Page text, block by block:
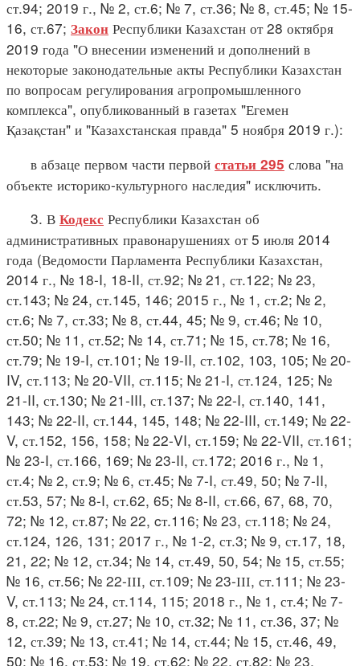
ст.94; 2019 г., № 2, ст.6; № 7, ст.36; № 8, ст.45; № 15-
16, ст.67; Закон Республики Казахстан от 28 октября
2019 года "О внесении изменений и дополнений в
некоторые законодательные акты Республики Казахстан
по вопросам регулирования агропромышленного
комплекса", опубликованный в газетах "Егемен
Қазақстан" и "Казахстанская правда" 5 ноября 2019 г.):
в абзаце первом части первой статьи 295 слова "на
объекте историко-культурного наследия" исключить.
3. В Кодекс Республики Казахстан об
административных правонарушениях от 5 июля 2014
года (Ведомости Парламента Республики Казахстан,
2014 г., № 18-I, 18-II, ст.92; № 21, ст.122; № 23,
ст.143; № 24, ст.145, 146; 2015 г., № 1, ст.2; № 2,
ст.6; № 7, ст.33; № 8, ст.44, 45; № 9, ст.46; № 10,
ст.50; № 11, ст.52; № 14, ст.71; № 15, ст.78; № 16,
ст.79; № 19-I, ст.101; № 19-II, ст.102, 103, 105; № 20-
IV, ст.113; № 20-VII, ст.115; № 21-I, ст.124, 125; №
21-II, ст.130; № 21-III, ст.137; № 22-I, ст.140, 141,
143; № 22-II, ст.144, 145, 148; № 22-III, ст.149; № 22-
V, ст.152, 156, 158; № 22-VI, ст.159; № 22-VII, ст.161;
№ 23-I, ст.166, 169; № 23-II, ст.172; 2016 г., № 1,
ст.4; № 2, ст.9; № 6, ст.45; № 7-I, ст.49, 50; № 7-II,
ст.53, 57; № 8-I, ст.62, 65; № 8-II, ст.66, 67, 68, 70,
72; № 12, ст.87; № 22, cт.116; № 23, ст.118; № 24,
ст.124, 126, 131; 2017 г., № 1-2, ст.3; № 9, ст.17, 18,
21, 22; № 12, ст.34; № 14, ст.49, 50, 54; № 15, ст.55;
№ 16, ст.56; № 22-ІІІ, ст.109; № 23-ІІІ, ст.111; № 23-
V, ст.113; № 24, ст.114, 115; 2018 г., № 1, ст.4; № 7-
8, ст.22; № 9, ст.27; № 10, ст.32; № 11, ст.36, 37; №
12, ст.39; № 13, ст.41; № 14, ст.44; № 15, ст.46, 49,
50; № 16, ст.53; № 19, ст.62; № 22, ст.82; № 23,